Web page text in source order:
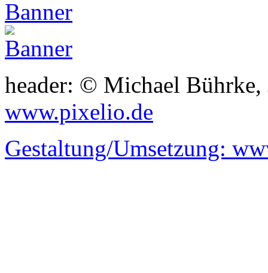
header: © Michael
www.pixelio.de
Gestaltung/Umsetzung: